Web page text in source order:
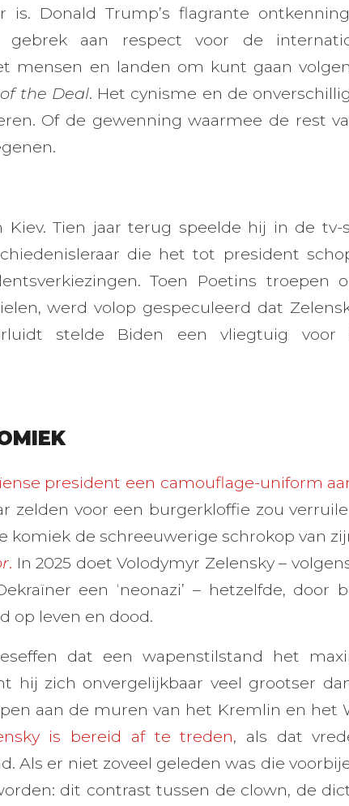
Donald Trump’s flagrante
gebrek aan respect voor de
mensen en landen om kunt gaan
the Deal. Het cynisme en de
Of de gewenning waarmee de rest
Tien jaar terug speelde hij in de tv-
die het tot president
Toen Poetins troepen
werd volop gespeculeerd dat
stelde Biden een vliegtuig voor
president een camouflage-uniform
zelden voor een burgerkloffie zou
komiek de schreeuwerige schrokop van
. In 2025 doet Volodymyr Zelensky –
een ‘neonazi’ – hetzelfde, door
op leven en dood.
dat een wapenstilstand het
hij zich onvergelijkbaar veel grootser
aan de muren van het Kremlin en het
is bereid af te treden, als dat
Als er niet zoveel geleden was die
dit contrast tussen de clown, de